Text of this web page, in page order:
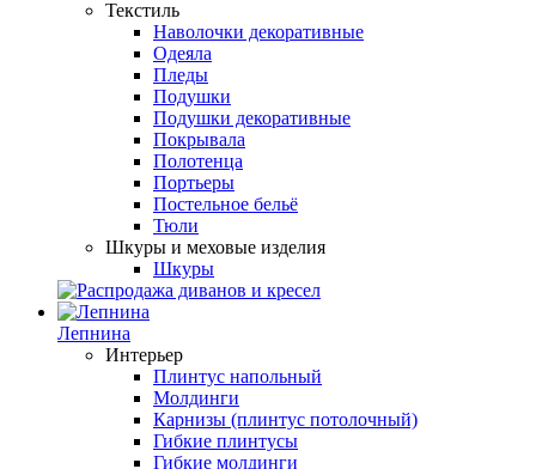
Текстиль
Наволочки декоративные
Одеяла
Пледы
Подушки
Подушки декоративные
Покрывала
Полотенца
Портьеры
Постельное бельё
Тюли
Шкуры и меховые изделия
Шкуры
Лепнина
Интерьер
Плинтус напольный
Молдинги
Карнизы (плинтус потолочный)
Гибкие плинтусы
Гибкие молдинги